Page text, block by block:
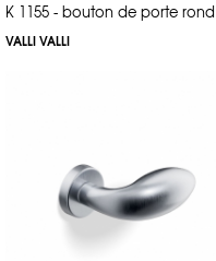
K 1155 - bouton de porte rond
VALLI VALLI